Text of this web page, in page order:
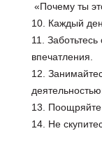
«Почему ты
Каждый
впечатления.
Поощряйте
Не